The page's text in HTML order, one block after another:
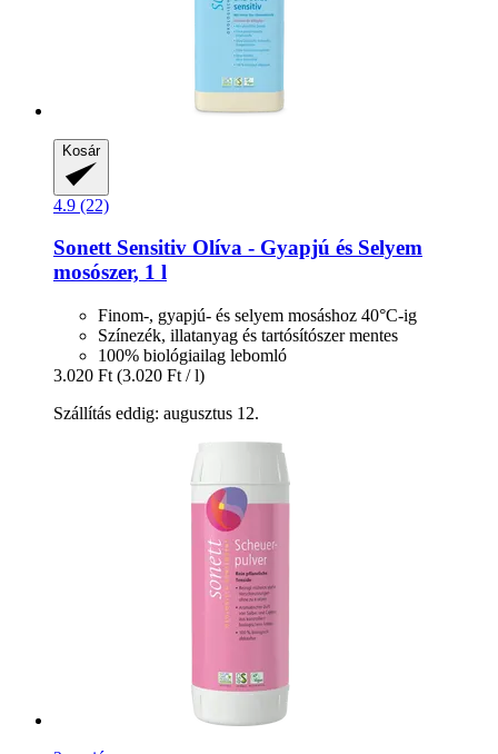
Kosár
4.9 (22)
SonettSensitiv Olíva -​ Gyapjú és Selyem
mosószer, 1 l
Finom-, gyapjú- és selyem mosáshoz 40°C-ig
Színezék, illatanyag és tartósítószer mentes
100% biológiailag lebomló
3.020 Ft (3.020 Ft / l)
Szállítás eddig: augusztus 12.